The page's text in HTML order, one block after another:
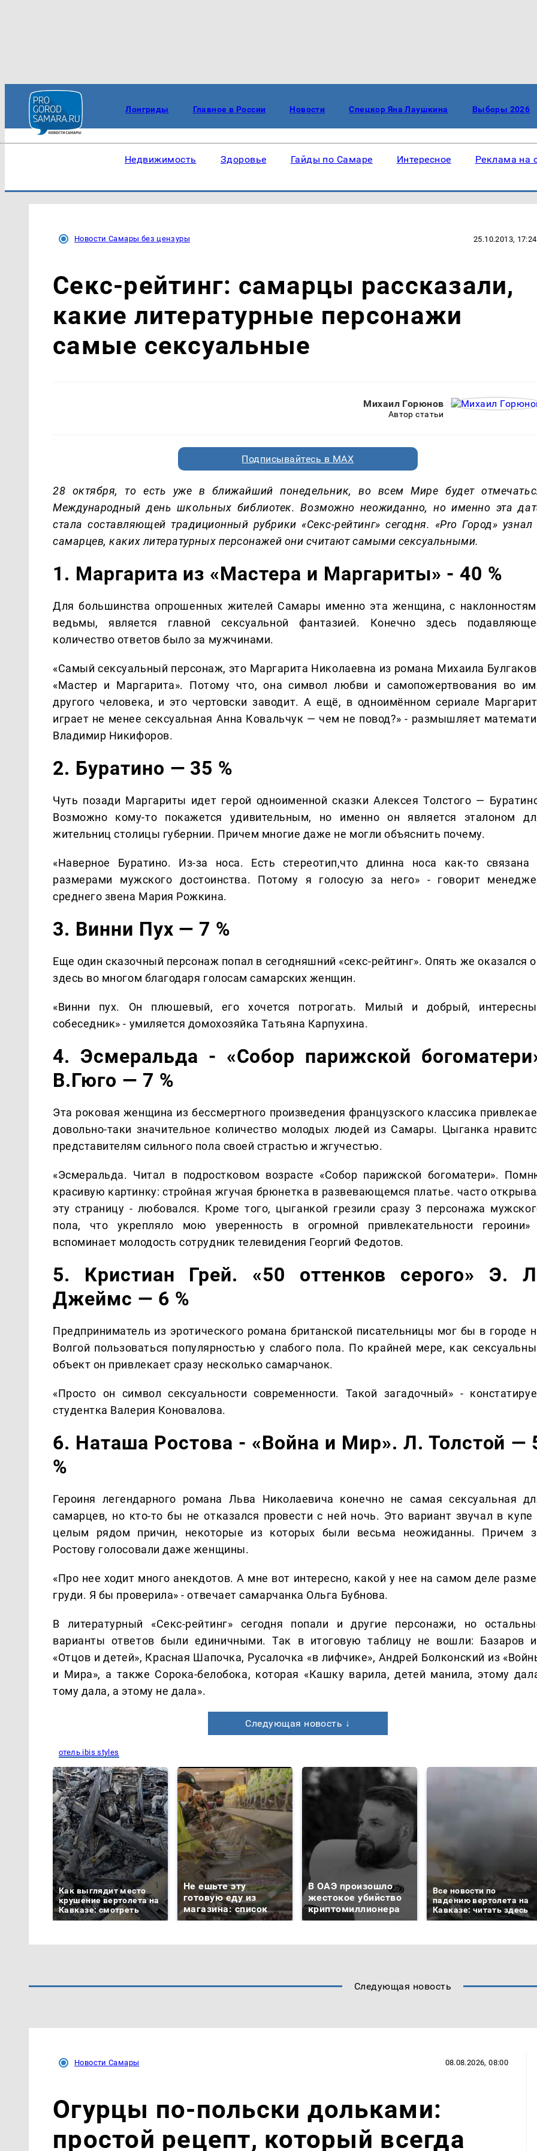
Лонгриды Главное в России Новости Спецкор Яна Лаушкина Выборы 2026
Недвижимость Здоровье Гайды по Самаре Интересное Реклама на
Новости Самары без цензуры 25.10.2013, 17:24
Секс-рейтинг: самарцы рассказали,
какие литературные персонажи
самые сексуальные
Михаил Горюнов
Автор статьи
Подписывайтесь в MAX
28 октября, то есть уже в ближайший понедельник, во всем Мире будет
Международный день школьных библиотек. Возможно неожиданно, но именно эта
стала составляющей традиционный рубрики «Секс-рейтинг» сегодня. «Pro Город» узнал
самарцев, каких литературных персонажей они считают самыми сексуальными.
1. Маргарита из «Мастера и Маргариты» - 40 %
Для большинства опрошенных жителей Самары именно эта женщина, с
ведьмы, является главной сексуальной фантазией. Конечно здесь
количество ответов было за мужчинами.
«Самый сексуальный персонаж, это Маргарита Николаевна из романа Михаила
«Мастер и Маргарита». Потому что, она символ любви и самопожертвования во
другого человека, и это чертовски заводит. А ещё, в одноимённом сериале
играет не менее сексуальная Анна Ковальчук — чем не повод?» - размышляет
Владимир Никифоров.
2. Буратино — 35 %
Чуть позади Маргариты идет герой одноименной сказки Алексея Толстого —
Возможно кому-то покажется удивительным, но именно он является эталоном
жительниц столицы губернии. Причем многие даже не могли объяснить почему.
«Наверное Буратино. Из-за носа. Есть стереотип,что длинна носа как-то связана
размерами мужского достоинства. Потому я голосую за него» - говорит
среднего звена Мария Рожкина.
3. Винни Пух — 7 %
Еще один сказочный персонаж попал в сегодняшний «секс-рейтинг». Опять же оказался
здесь во многом благодаря голосам самарских женщин.
«Винни пух. Он плюшевый, его хочется потрогать. Милый и добрый,
собеседник» - умиляется домохозяйка Татьяна Карпухина.
4. Эсмеральда - «Собор парижской
В.Гюго — 7 %
Эта роковая женщина из бессмертного произведения французского классика
довольно-таки значительное количество молодых людей из Самары. Цыганка
представителям сильного пола своей страстью и жгучестью.
«Эсмеральда. Читал в подростковом возрасте «Собор парижской богоматери».
красивую картинку: стройная жгучая брюнетка в развевающемся платье. часто
эту страницу - любовался. Кроме того, цыганкой грезили сразу 3 персонажа
пола, что укрепляло мою уверенность в огромной привлекательности героини»
вспоминает молодость сотрудник телевидения Георгий Федотов.
5. Кристиан Грей. «50 оттенков серого» Э.
Джеймс — 6 %
Предприниматель из эротического романа британской писательницы мог бы в городе
Волгой пользоваться популярностью у слабого пола. По крайней мере, как
объект он привлекает сразу несколько самарчанок.
«Просто он символ сексуальности современности. Такой загадочный» -
студентка Валерия Коновалова.
6. Наташа Ростова - «Война и Мир». Л. Толстой —
%
Героиня легендарного романа Льва Николаевича конечно не самая сексуальная
самарцев, но кто-то бы не отказался провести с ней ночь. Это вариант звучал в купе
целым рядом причин, некоторые из которых были весьма неожиданны. Причем
Ростову голосовали даже женщины.
«Про нее ходит много анекдотов. А мне вот интересно, какой у нее на самом деле
груди. Я бы проверила» - отвечает самарчанка Ольга Бубнова.
В литературный «Секс-рейтинг» сегодня попали и другие персонажи, но
варианты ответов были единичными. Так в итоговую таблицу не вошли: Базаров
«Отцов и детей», Красная Шапочка, Русалочка «в лифчике», Андрей Болконский из
и Мира», а также Сорока-белобока, которая «Кашку варила, детей манила, этому
тому дала, а этому не дала».
Следующая новость ↓
отель ibis styles
Как выглядит место
крушение вертолета на
Кавказе: смотреть
Не ешьте эту
готовую еду из
магазина: список
В ОАЭ произошло
жестокое убийство
криптомиллионера
Все новости по
падению вертолета на
Кавказе: читать здесь
Следующая новость
Новости Самары 08.08.2026, 08:00
Огурцы по‑польски дольками:
простой рецепт, который всегда